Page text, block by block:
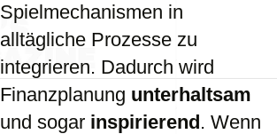
Spielmechanismen in
alltägliche Prozesse zu
integrieren. Dadurch wird
Finanzplanung unterhaltsam
und sogar inspirierend. Wenn